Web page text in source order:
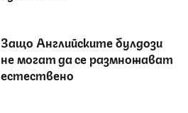
Защо Английските булдози
не могат да се размножават
естествено